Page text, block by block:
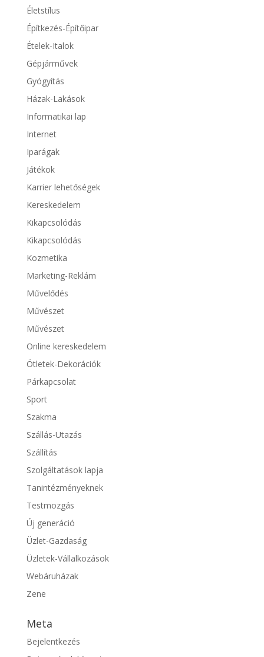
Életstílus
Építkezés-Építőipar
Ételek-Italok
Gépjárművek
Gyógyítás
Házak-Lakások
Informatikai lap
Internet
Iparágak
Játékok
Karrier lehetőségek
Kereskedelem
Kikapcsolódás
Kikapcsolódás
Kozmetika
Marketing-Reklám
Művelődés
Művészet
Művészet
Online kereskedelem
Ötletek-Dekorációk
Párkapcsolat
Sport
Szakma
Szállás-Utazás
Szállítás
Szolgáltatások lapja
Tanintézményeknek
Testmozgás
Új generáció
Üzlet-Gazdaság
Üzletek-Vállalkozások
Webáruházak
Zene
Meta
Bejelentkezés